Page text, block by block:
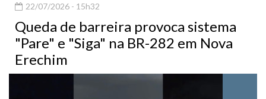
22/07/2026 - 15h32
Queda de barreira provoca sistema
"Pare" e "Siga" na BR-282 em Nova
Erechim